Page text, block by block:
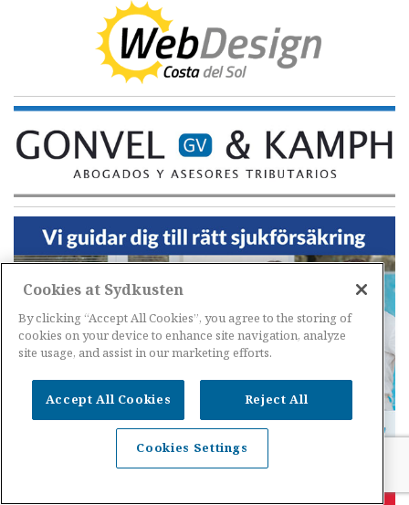
Cookies at Sydkusten
By clicking “Accept All Cookies”, you agree to the storing of
cookies on your device to enhance site navigation, analyze
site usage, and assist in our marketing efforts.
Accept All Cookies Reject All
Cookies Settings